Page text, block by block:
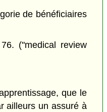
de bénéficiaires
("medical review
que le
ailleurs un assuré à